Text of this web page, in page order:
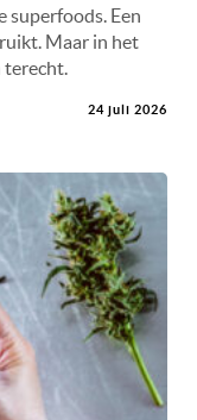
superfoods. Een
Maar in het
terecht.
24 juli 2026